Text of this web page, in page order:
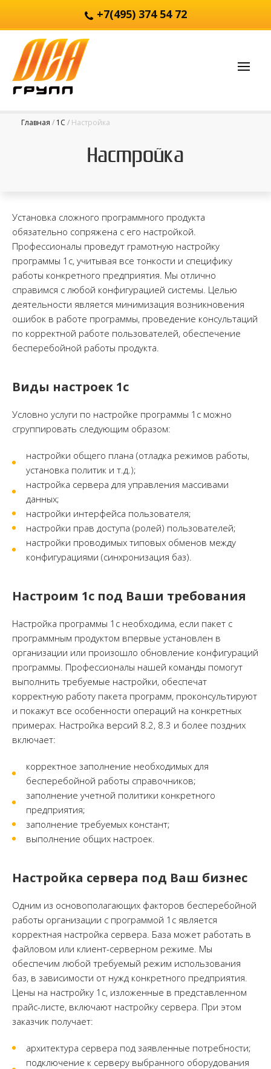
+7(495) 374 54 72
Главная 1С Настройка
Настройка
Установка сложного программного продукта
обязательно сопряжена с его настройкой.
Профессионалы проведут грамотную настройку
программы 1с, учитывая все тонкости и специфику
работы конкретного предприятия. Мы отлично
справимся с любой конфигурацией системы. Целью
деятельности является минимизация возникновения
ошибок в работе программы, проведение консультаций
по корректной работе пользователей, обеспечение
бесперебойной работы продукта.
Виды настроек 1с
Условно услуги по настройке программы 1с можно
сгруппировать следующим образом:
настройки общего плана (отладка режимов работы,
установка политик и т.д.);
настройка сервера для управления массивами
данных;
настройки интерфейса пользователя;
настройки прав доступа (ролей) пользователей;
настройки проводимых типовых обменов между
конфигурациями (синхронизация баз).
Настроим 1с под Ваши требования
Настройка программы 1с необходима, если пакет с
программным продуктом впервые установлен в
организации или произошло обновление конфигураций
программы. Профессионалы нашей команды помогут
выполнить требуемые настройки, обеспечат
корректную работу пакета программ, проконсультируют
и покажут все особенности операций на конкретных
примерах. Настройка версий 8.2, 8.3 и более поздних
включает:
корректное заполнение необходимых для
бесперебойной работы справочников;
заполнение учетной политики конкретного
предприятия;
заполнение требуемых констант;
выполнение общих настроек.
Настройка сервера под Ваш бизнес
Одним из основополагающих факторов бесперебойной
работы организации с программой 1с является
корректная настройка сервера. База может работать в
файловом или клиент-серверном режиме. Мы
обеспечим любой требуемый режим использования
баз, в зависимости от нужд конкретного предприятия.
Цены на настройку 1с, изложенные в представленном
прайс-листе, включают настройку сервера. При этом
заказчик получает:
архитектура сервера под заявленные потребности;
подключение к серверу выбранного оборудования